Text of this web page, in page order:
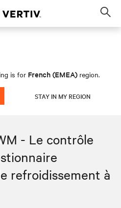
is for French (EMEA) region.
STAY IN MY REGION
- Le contrôle
refroidissement à